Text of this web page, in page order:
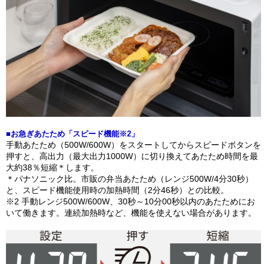
■お急ぎあたため「スピード機能※2」
手動あたため（500W/600W）をスタートしてからスピードボタンを
押すと、高出力（最大出力1000W）に切り換えてあたため時間を最
大約38％短縮＊します。
＊パナソニック比。市販の弁当あたため（レンジ500W/4分30秒）
と、スピード機能使用時の加熱時間（2分46秒）との比較。
※2 手動レンジ500W/600W、30秒～10分00秒以内のあたためにお
いて働きます。連続加熱時など、機能を使えない場合があります。